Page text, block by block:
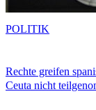
Rechte greifen
Ceuta nicht
POLITIK